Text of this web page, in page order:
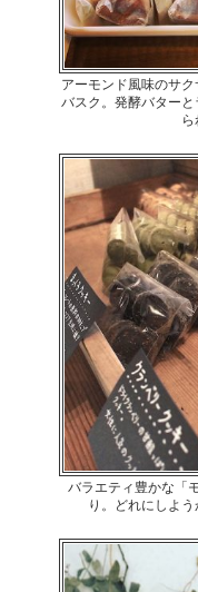
アーモンド風味のサ
バスク。発酵バター
ら
バラエティ豊かな「
り。どれにしよう